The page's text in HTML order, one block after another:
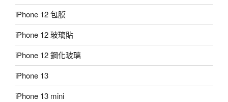
iPhone 12 包膜
iPhone 12 玻璃貼
iPhone 12 鋼化玻璃
iPhone 13
iPhone 13 mini